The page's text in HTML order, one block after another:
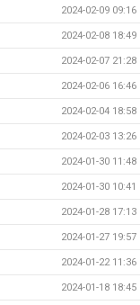
2024-02-09 09:16
2024-02-08 18:49
2024-02-07 21:28
2024-02-06 16:46
2024-02-04 18:58
2024-02-03 13:26
2024-01-30 11:48
2024-01-30 10:41
2024-01-28 17:13
2024-01-27 19:57
2024-01-22 11:36
2024-01-18 18:45